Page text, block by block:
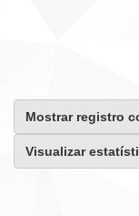
Mostrar registro
Visualizar